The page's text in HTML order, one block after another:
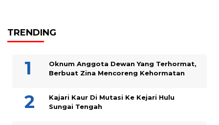
TRENDING
Oknum Anggota Dewan Yang Terhormat,
Berbuat Zina Mencoreng Kehormatan
Kajari Kaur Di Mutasi Ke Kejari Hulu
Sungai Tengah